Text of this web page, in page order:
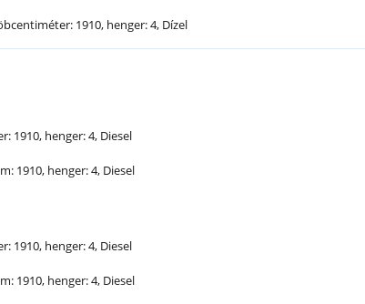
1910, henger: 4, Dízel
1910, henger: 4, Diesel
1910, henger: 4, Diesel
1910, henger: 4, Diesel
1910, henger: 4, Diesel